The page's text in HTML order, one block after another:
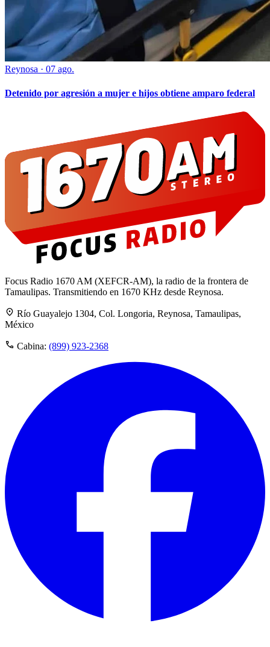
Reynosa · 07 ago.
Detenido por agresión a mujer e hijos obtiene amparo federal
Focus Radio 1670 AM (XEFCR-AM), la radio de la frontera de
Tamaulipas. Transmitiendo en 1670 KHz desde Reynosa.
Río Guayalejo 1304, Col. Longoria, Reynosa, Tamaulipas,
México
Cabina: (899) 923-2368